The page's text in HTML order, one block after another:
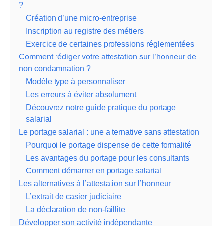
?
Création d’une micro-entreprise
Inscription au registre des métiers
Exercice de certaines professions réglementées
Comment rédiger votre attestation sur l’honneur de
non condamnation ?
Modèle type à personnaliser
Les erreurs à éviter absolument
Découvrez notre guide pratique du portage
salarial
Le portage salarial : une alternative sans attestation
Pourquoi le portage dispense de cette formalité
Les avantages du portage pour les consultants
Comment démarrer en portage salarial
Les alternatives à l’attestation sur l’honneur
L’extrait de casier judiciaire
La déclaration de non-faillite
Développer son activité indépendante